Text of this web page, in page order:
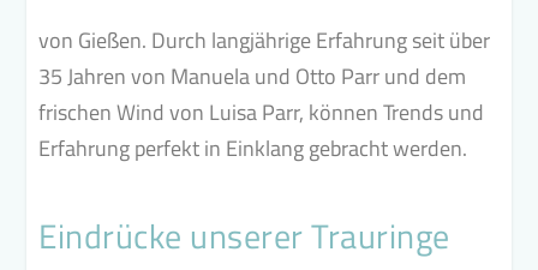
von Gießen. Durch langjährige Erfahrung seit über
35 Jahren von Manuela und Otto Parr und dem
frischen Wind von Luisa Parr, können Trends und
Erfahrung perfekt in Einklang gebracht werden.
Eindrücke unserer Trauringe